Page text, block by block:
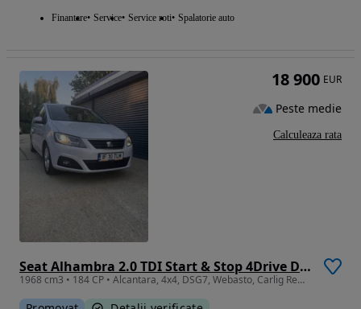
Finantare Service Service roti Spalatorie auto
Seat Alhambra 2.0 TDI Start & Stop 4Drive DSG Connect
1968 cm3 • 184 CP • Alcantara, 4x4, DSG7, Webasto, Carlig Remorcare, Scaune Copii, 7locuri
18 900 EUR
Peste medie
Calculeaza rata